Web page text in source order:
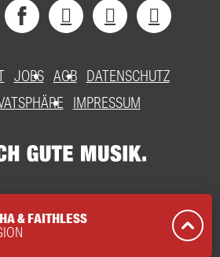
JOBS AGB DATENSCHUTZ
IMPRESSUM
& FAITHLESS